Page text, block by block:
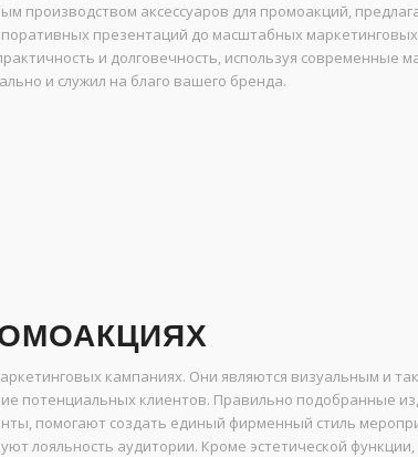
производством аксессуаров для промоакций,
презентаций до масштабных маркетинговых
и долговечность, используя современные
и служил на благо вашего бренда.
кампаниях. Они являются визуальным и
потенциальных клиентов. Правильно подобранные
помогают создать единый фирменный стиль
лояльность аудитории. Кроме эстетической функции,